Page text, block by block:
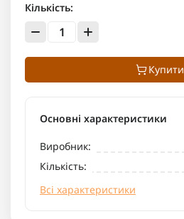
Кількість:
Купити
Основні характеристики
Виробник:
Кількість:
Всі характеристики